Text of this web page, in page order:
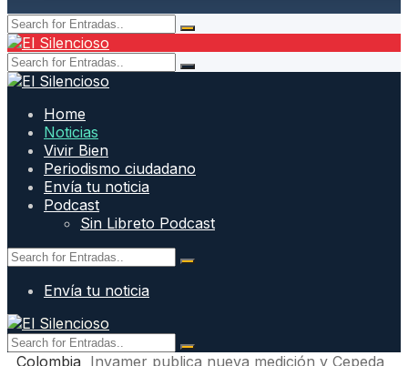
Home
Noticias
Vivir Bien
Periodismo ciudadano
Envía tu noticia
Podcast
Sin Libreto Podcast
Envía tu noticia
Colombia Invamer publica nueva medición y Cepeda